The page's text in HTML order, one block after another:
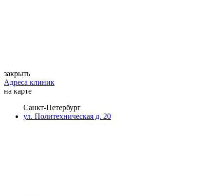
закрыть
Адреса клиник
на карте
Санкт-Петербург
ул. Политехническая д. 20